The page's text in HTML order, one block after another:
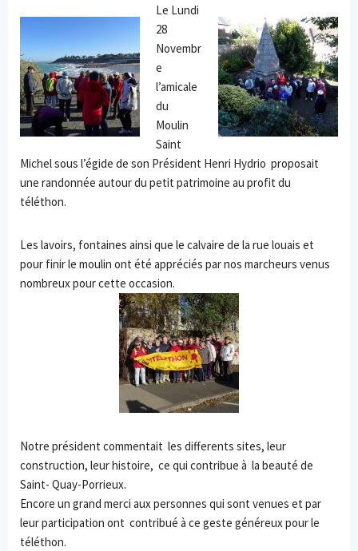
Le Lundi
28
Novembr
e
l’amicale
du
Moulin
Saint
Michel sous l’égide de son Président Henri Hydrio proposait
une randonnée autour du petit patrimoine au profit du
téléthon.
Les lavoirs, fontaines ainsi que le calvaire de la rue louais et
pour finir le moulin ont été appréciés par nos marcheurs venus
nombreux pour cette occasion.
Notre président commentait les differents sites, leur
construction, leur histoire, ce qui contribue à la beauté de
Saint- Quay-Porrieux.
Encore un grand merci aux personnes qui sont venues et par
leur participation ont contribué à ce geste généreux pour le
téléthon.